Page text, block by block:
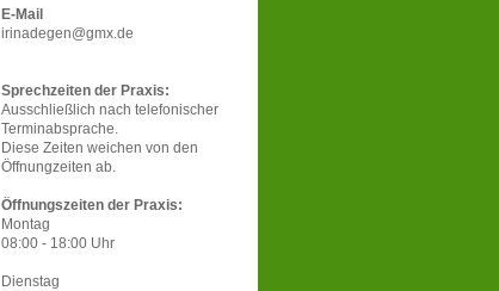
E-Mail
irinadegen@gmx.de
Sprechzeiten der Praxis:
Ausschließlich nach telefonischer
Terminabsprache.
Diese Zeiten weichen von den
Öffnungzeiten ab.
Öffnungszeiten der Praxis:
Montag
08:00 - 18:00 Uhr
Dienstag